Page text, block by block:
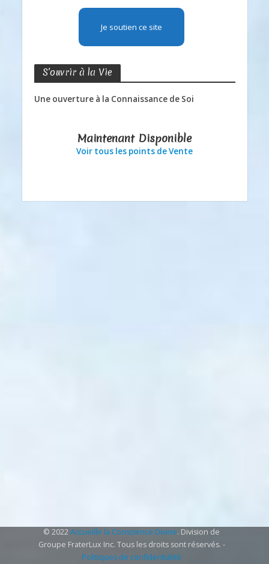
Je soutien ce site
S’ouvrir à la Vie
Une ouverture à la Connaissance de Soi
Maintenant Disponible
Voir tous les points de Vente
© 2022Accueillir la Conscience Divine. Division de
Groupe FraterLux Inc. Tous les droits sont réservés. -
Politiques de confidentialité